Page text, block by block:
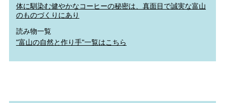
体に馴染む健やかなコーヒーの秘密は、真面目で誠実な富山
のものづくりにあり
読み物一覧
"富山の自然と作り手"一覧はこちら